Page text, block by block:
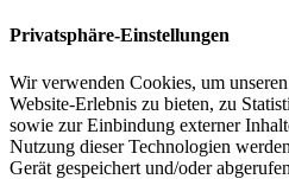
Privatsphäre-Einstellungen
Wir verwenden Cookies, um
Website-Erlebnis zu bieten, zu
sowie zur Einbindung externer
Nutzung dieser Technologien
Gerät gespeichert und/oder